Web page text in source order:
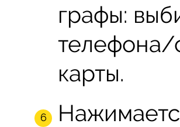
графы:
телефона/
карты.